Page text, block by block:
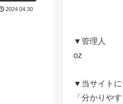
2024.04.30
▼管理人
oz
▼当サイトに
「分かりや